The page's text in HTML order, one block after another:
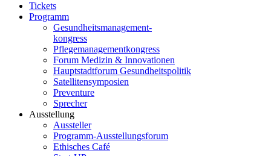
Tickets
Programm
Gesundheitsmanagement-
kongress
Pflegemanagementkongress
Forum Medizin & Innovationen
Hauptstadtforum Gesundheitspolitik
Satellitensymposien
Preventure
Sprecher
Ausstellung
Aussteller
Programm-Ausstellungsforum
Ethisches Café